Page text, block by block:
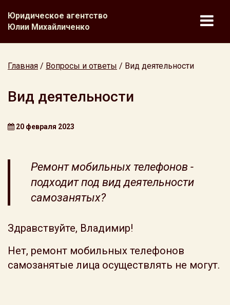
Юридическое агентство
Юлии Михайличенко
Главная / Вопросы и ответы / Вид деятельности
Вид деятельности
20 февраля 2023
Ремонт мобильных телефонов -
подходит под вид деятельности
самозанятых?
Здравствуйте, Владимир!
Нет, ремонт мобильных телефонов
самозанятые лица осуществлять не могут.